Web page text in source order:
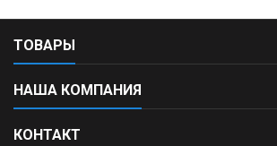
ТОВАРЫ
НАША КОМПАНИЯ
КОНТАКТ